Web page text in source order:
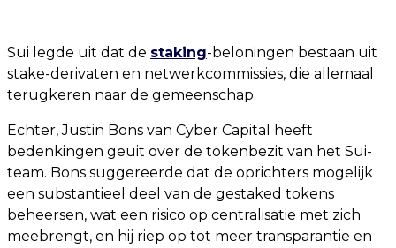
Sui legde uit dat de staking-beloningen bestaan uit
stake-derivaten en netwerkcommissies, die allemaal
terugkeren naar de gemeenschap.
Echter, Justin Bons van Cyber Capital heeft
bedenkingen geuit over de tokenbezit van het Sui-
team. Bons suggereerde dat de oprichters mogelijk
een substantieel deel van de gestaked tokens
beheersen, wat een risico op centralisatie met zich
meebrengt, en hij riep op tot meer transparantie en